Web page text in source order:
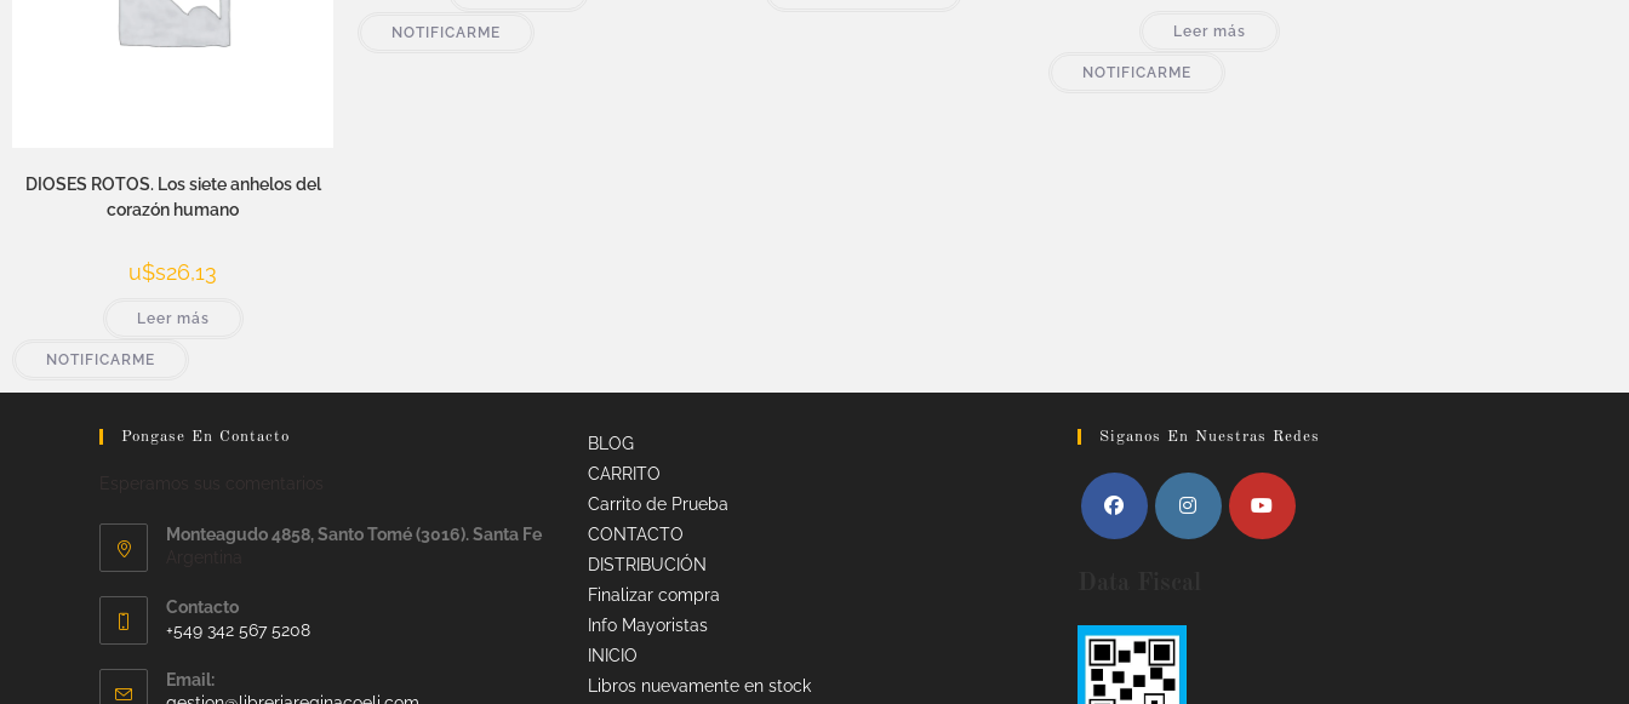
DIOSES ROTOS. Los siete anhelos del
corazón humano
u$s26,13
Leer más
NOTIFICARME
NOTIFICARME Leer más
NOTIFICARME
Pongase En Contacto
Monteagudo 4858, Santo Tomé (3016). Santa Fe
Contacto
+549 342 567 5208
Email:
BLOG
CARRITO
Carrito de Prueba
CONTACTO
DISTRIBUCIÓN
Finalizar compra
Info Mayoristas
INICIO
Libros nuevamente en stock
Siganos En Nuestras Redes